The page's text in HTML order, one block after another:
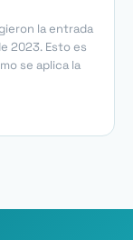
la entrada
2023. Esto es
se aplica la